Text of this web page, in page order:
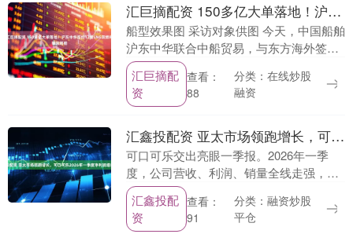
汇巨摘配资 150多亿大单落地！沪东中华签约12艘LNG双燃料集装箱船
船型效果图 采访对象供图 今天，中国船舶
沪东中华联合中船贸易，与东方海外签订
12艘13600TEU LNG双燃料集装箱船建造
合同，项目总金额超150亿元。此次批....
汇巨摘配
资
查看：
88
分类：在线炒股
融资
汇鑫投配资 亚太市场领跑增长，可口可乐2026年一季度净利润增长19%
可口可乐交出亮眼一季报。2026年一季
度，公司营收、利润、销量全线走强，营
收同比增长12%、净利润大涨19%，核心
财务数据双双跑赢市场预期；全球销量稳
步增长，亚....
汇鑫投配
资
查看：
91
分类：融资炒股
平仓